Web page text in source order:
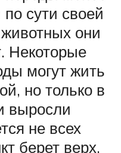
сути своей
животных они
Некоторые
могут жить
но только в
выросли
не всех
берет верх.